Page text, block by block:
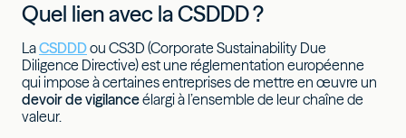
Quel lien avec la CSDDD ?
LaCSDDDou CS3D (Corporate Sustainability Due
Diligence Directive) est une réglementation européenne
qui impose à certaines entreprises de mettre en œuvre un
devoir de vigilanceélargi à l’ensemble de leur chaîne de
valeur.